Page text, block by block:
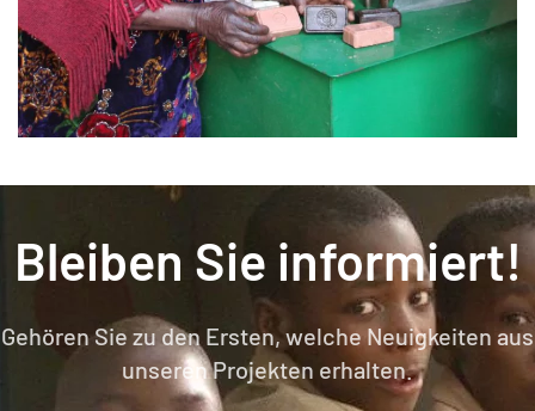
Bleiben Sie informiert!
Gehören Sie zu den Ersten, welche Neuigkeiten aus
unseren Projekten erhalten.